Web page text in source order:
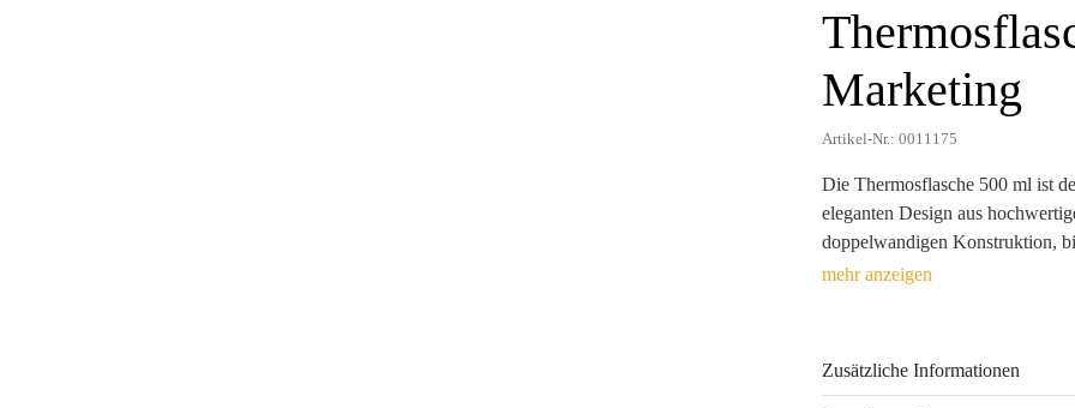
Marketing
Artikel-Nr.: 0011175
Die Thermosflasche 500 ml ist
eleganten Design aus
doppelwandigen Konstruktion,
Gefühl von Wertigkeit. Egal, ob
Die vielseitigen Farboptionen
Zusätzliche Informationen